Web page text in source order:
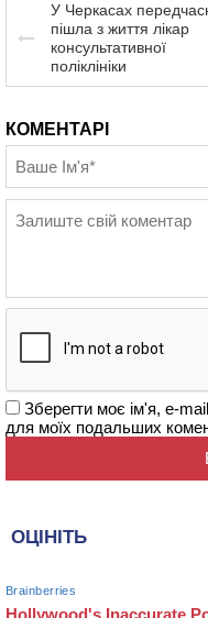
У Черкасах
пішла з життя лікар
консультативної
поліклініки
КОМЕНТАРІ
Зберегти моє ім'я, e-
для моїх подальших